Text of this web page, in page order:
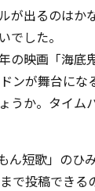
が出るのはか
でした。
の映画「海底
ンが舞台にな
うか。タイ
ん短歌」のひ
で投稿でき